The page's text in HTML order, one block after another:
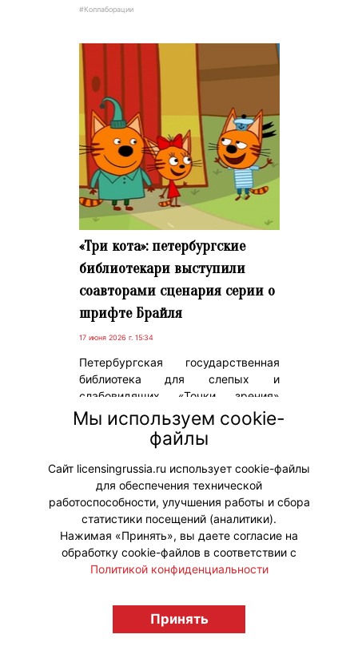
#Коллаборации
«Три кота»: петербургские
библиотекари выступили
соавторами сценария серии о
шрифте Брайля
17 июня 2026 г. 15:34
Петербургская государственная
библиотека для слепых и
слабовидящих «Точки зрения»
приняла участие в создании нового
эпизода популярного мультсериала
«Три кота», рассказали в комитете
по культуре.
#Коллаборации #ПродвижениеБренда
licensingrussia.ru, 2009-2026 12+
Мы используем cookie-
файлы
Сайт licensingrussia.ru использует cookie-файлы
для обеспечения технической
работоспособности, улучшения работы и сбора
статистики посещений (аналитики).
Нажимая «Принять», вы даете согласие на
обработку cookie-файлов в соответствии с
Политикой конфиденциальности
Принять